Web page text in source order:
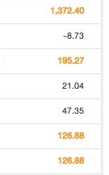
1,372.40
-8.73
195.27
21.04
47.35
126.88
126.88